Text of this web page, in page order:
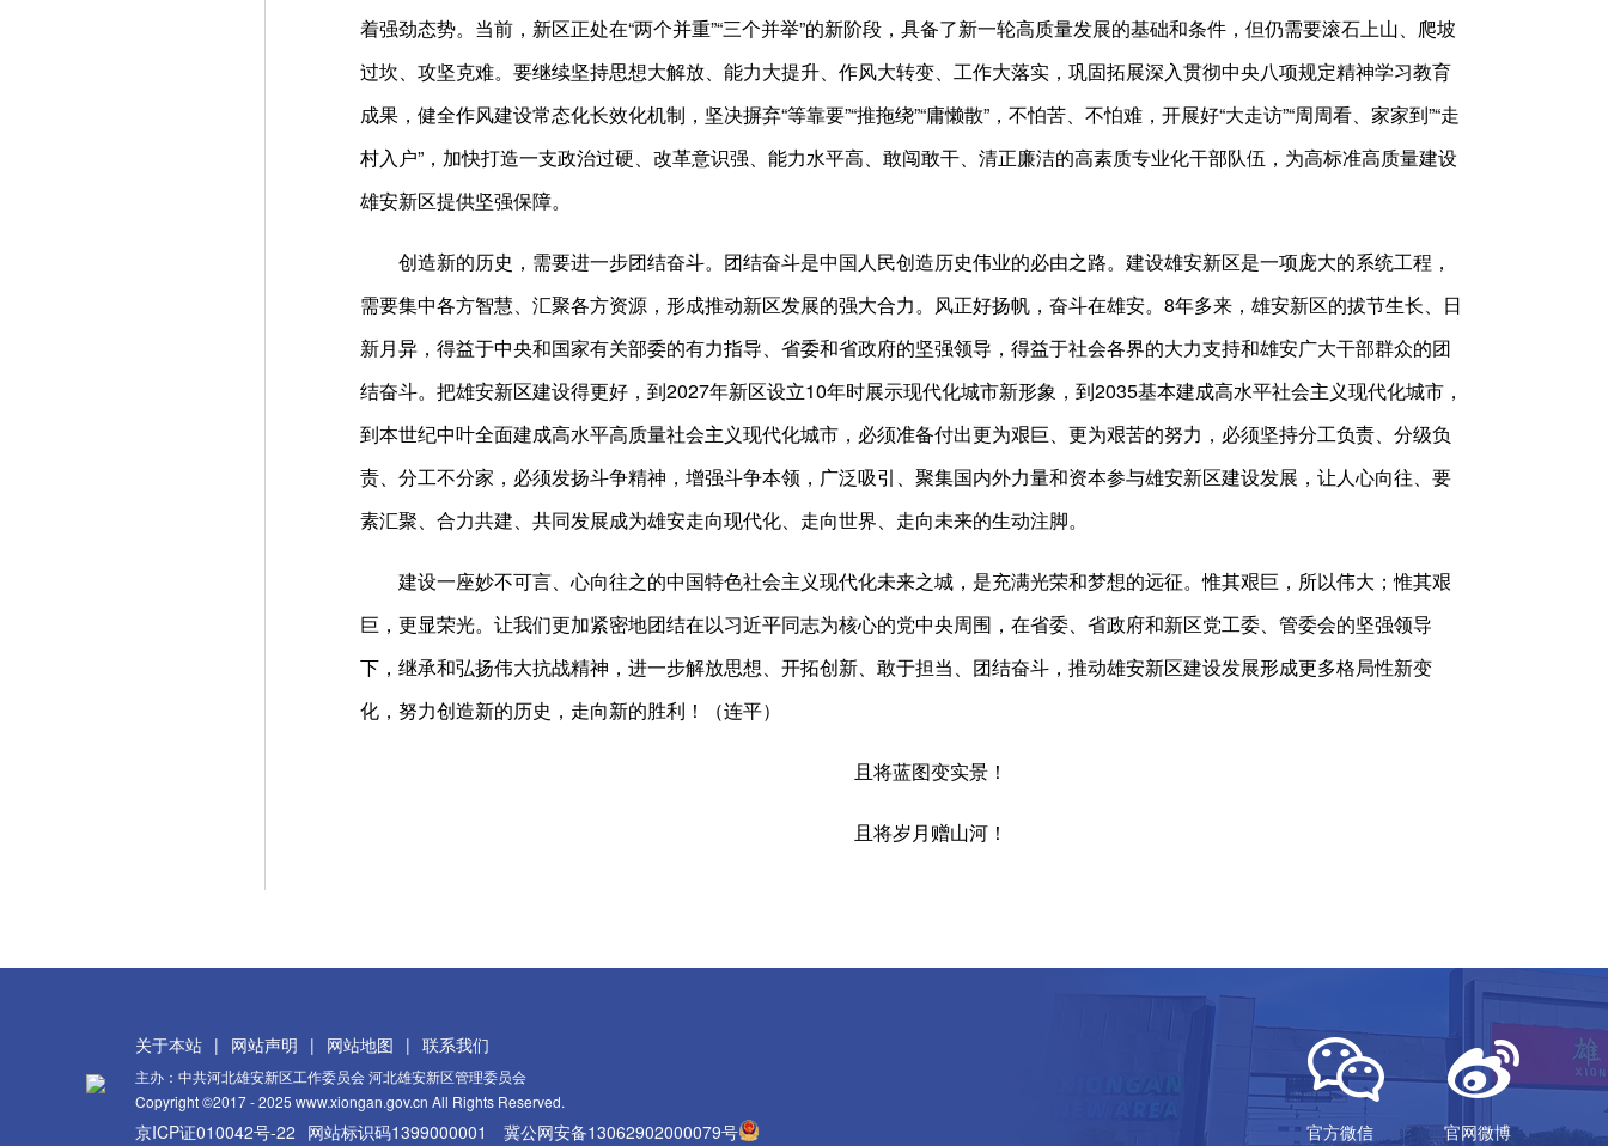
着强劲态势。当前，新区正处在“两个并重”“三个并举”的新阶段，具备了新一轮高质量发展的基础和条件，但仍需要滚石上山、爬坡
过坎、攻坚克难。要继续坚持思想大解放、能力大提升、作风大转变、工作大落实，巩固拓展深入贯彻中央八项规定精神学习教育
成果，健全作风建设常态化长效化机制，坚决摒弃“等靠要”“推拖绕”“庸懒散”，不怕苦、不怕难，开展好“大走访”“周周看、家家到”“走
村入户”，加快打造一支政治过硬、改革意识强、能力水平高、敢闯敢干、清正廉洁的高素质专业化干部队伍，为高标准高质量建设
雄安新区提供坚强保障。
创造新的历史，需要进一步团结奋斗。团结奋斗是中国人民创造历史伟业的必由之路。建设雄安新区是一项庞大的系统工程，
需要集中各方智慧、汇聚各方资源，形成推动新区发展的强大合力。风正好扬帆，奋斗在雄安。8年多来，雄安新区的拔节生长、日
新月异，得益于中央和国家有关部委的有力指导、省委和省政府的坚强领导，得益于社会各界的大力支持和雄安广大干部群众的团
结奋斗。把雄安新区建设得更好，到2027年新区设立10年时展示现代化城市新形象，到2035基本建成高水平社会主义现代化城市，
到本世纪中叶全面建成高水平高质量社会主义现代化城市，必须准备付出更为艰巨、更为艰苦的努力，必须坚持分工负责、分级负
责、分工不分家，必须发扬斗争精神，增强斗争本领，广泛吸引、聚集国内外力量和资本参与雄安新区建设发展，让人心向往、要
素汇聚、合力共建、共同发展成为雄安走向现代化、走向世界、走向未来的生动注脚。
建设一座妙不可言、心向往之的中国特色社会主义现代化未来之城，是充满光荣和梦想的远征。惟其艰巨，所以伟大；惟其艰
巨，更显荣光。让我们更加紧密地团结在以习近平同志为核心的党中央周围，在省委、省政府和新区党工委、管委会的坚强领导
下，继承和弘扬伟大抗战精神，进一步解放思想、开拓创新、敢于担当、团结奋斗，推动雄安新区建设发展形成更多格局性新变
化，努力创造新的历史，走向新的胜利！（连平）
且将蓝图变实景！
且将岁月赠山河！
关于本站 | 网站声明 | 网站地图 | 联系我们
主办：中共河北雄安新区工作委员会 河北雄安新区管理委员会
Copyright ©2017 - 2025 www.xiongan.gov.cn All Rights Reserved.
京ICP证010042号-22 网站标识码1399000001 冀公网安备13062902000079号 官方微信 官网微博